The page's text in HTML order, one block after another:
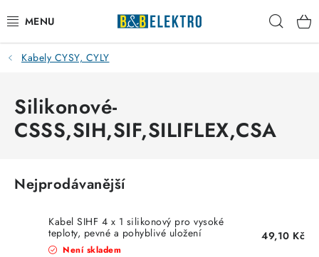
na
obsah
Reklamace / Vrácení zboží
Blog
Kontakty
ELEKTROMATERIÁL
Kabely CYSY, CYLY
Silikonové-
CSSS,SIH,SIF,SILIFLEX,CSA
Nejprodávanější
Kabel SIHF 4 x 1 silikonový pro vysoké
teploty, pevné a pohyblivé uložení
Není skladem
49,10 Kč